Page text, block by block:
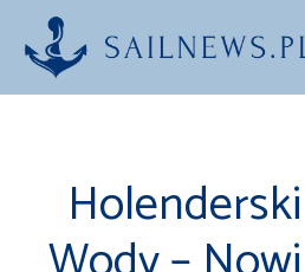
Przejdź
treści